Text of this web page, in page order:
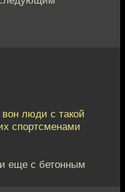
вон люди с такой
спортсменами
еще с бетонным